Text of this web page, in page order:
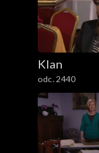
Klan
odc. 2440